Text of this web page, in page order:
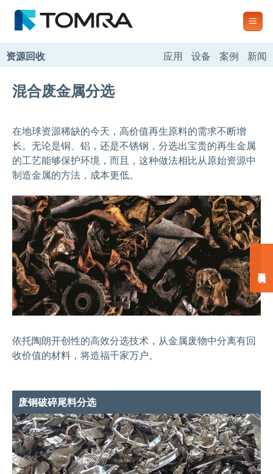
容资源回收 应用 设备 案例 新闻
混合废金属分选
在地球资源稀缺的今天，高价值再生原料的需求不断增
长。无论是铜、铝，还是不锈钢，分选出宝贵的再生金属
的工艺能够保护环境，而且，这种做法相比从原始资源中
制造金属的方法，成本更低。
依托陶朗开创性的高效分选技术，从金属废物中分离有回
收价值的材料，将造福千家万户。
废钢破碎尾料分选